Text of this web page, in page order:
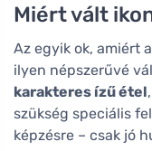
Miért vált
Az egyik ok, amiért
ilyen népszerűvé
karakteres ízű étel
szükség speciális
képzésre – csak jó